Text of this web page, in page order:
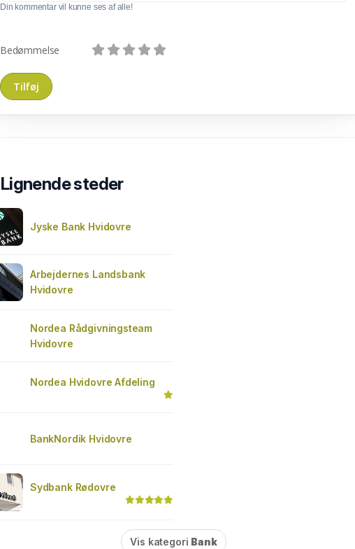
Din kommentar vil kunne ses af alle!
Bedømmelse
Lignende steder
Jyske Bank Hvidovre
Arbejdernes Landsbank
Hvidovre
Nordea Rådgivningsteam
Hvidovre
Nordea Hvidovre Afdeling
BankNordik Hvidovre
Sydbank Rødovre
Vis kategori Bank